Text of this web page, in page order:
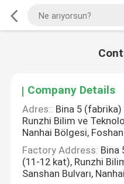
Company Details
Adres:: Bina 5
Runzhi Bilim ve
Nanhai Bölgesi,
Factory Address: Bina
(11-12 kat), Runzhi
Sanshan Bulvarı,